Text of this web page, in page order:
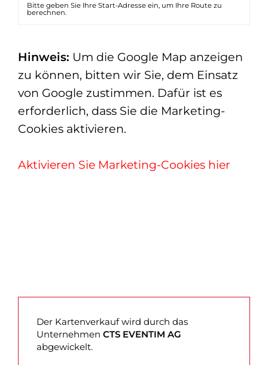
Bitte geben Sie Ihre Start-Adresse ein, um Ihre Route zu
berechnen.
Hinweis: Um die Google Map anzeigen
zu können, bitten wir Sie, dem Einsatz
von Google zustimmen. Dafür ist es
erforderlich, dass Sie die Marketing-
Cookies aktivieren.
Aktivieren Sie Marketing-Cookies hier
Der Kartenverkauf wird durch das
Unternehmen CTS EVENTIM AG
abgewickelt.